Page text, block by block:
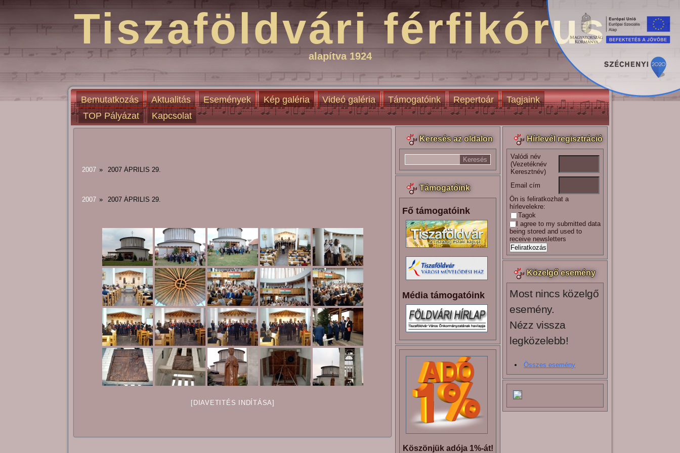
Tiszaföldvári férfikórus
alapítva 1924
Bemutatkozás Aktualitás Események Kép galéria Videó galéria Támogatóink Repertoár
Tagjaink
TOP Pályázat
Kapcsolat
2007 » 2007 ÁPRILIS 29.
2007 » 2007 ÁPRILIS 29.
[DIAVETITÉS INDÍTÁSA]
Keresés az oldalon
Támogatóink
Fő támogatóink
Média támogatóink
Köszönjük adója 1%-át!
Hírlevél regisztráció
Valódi név
(Vezetéknév
Keresztnév)
Email cím
Ön is feliratkozhat a
hírlevelekre:
Tagok
I agree to my submitted data
being stored and used to
receive newsletters
Közelgő esemény
Most nincs közelgő
esemény.
Nézz vissza
legközelebb!
Összes esemény